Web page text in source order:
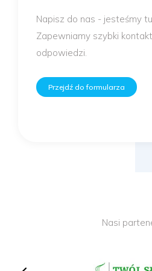
Napisz do nas - jesteśmy
Zapewniamy szybki
odpowiedzi.
Przejdź do formularza
Nasi